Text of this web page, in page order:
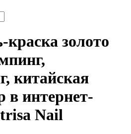
золото
китайская
в интернет-
Nail